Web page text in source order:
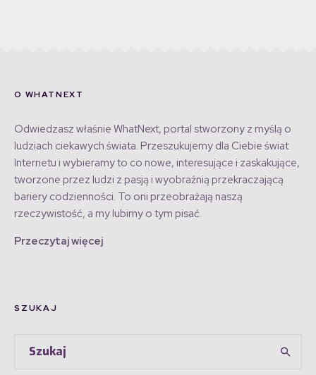
O WHATNEXT
Odwiedzasz właśnie WhatNext, portal stworzony z myślą o
ludziach ciekawych świata. Przeszukujemy dla Ciebie świat
Internetu i wybieramy to co nowe, interesujące i zaskakujące,
tworzone przez ludzi z pasją i wyobraźnią przekraczającą
bariery codzienności. To oni przeobrażają naszą
rzeczywistość, a my lubimy o tym pisać.
Przeczytaj więcej
SZUKAJ